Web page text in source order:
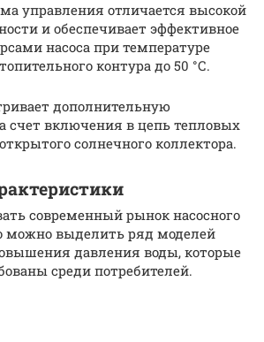
управления отличается высокой
и обеспечивает эффективное
насоса при температуре
контура до 50 °С.
дополнительную
счет включения в цепь тепловых
солнечного коллектора.
современный рынок насосного
можно выделить ряд моделей
давления воды, которые
среди потребителей.